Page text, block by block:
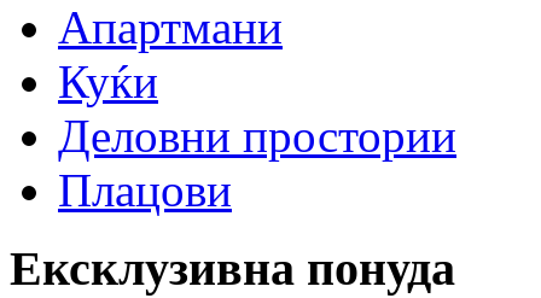
Апартмани
Куќи
Деловни простории
Плацови
Ексклузивна понуда